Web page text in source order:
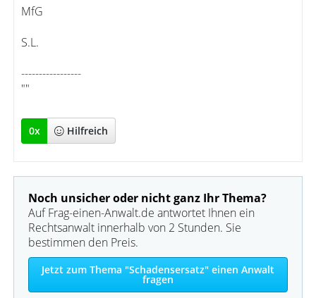
MfG
S.L.
-----------------
""
0x Hilfreich
Noch unsicher oder nicht ganz Ihr Thema?
Auf Frag-einen-Anwalt.de antwortet Ihnen ein
Rechtsanwalt innerhalb von 2 Stunden. Sie
bestimmen den Preis.
Jetzt zum Thema "Schadensersatz" einen Anwalt
fragen